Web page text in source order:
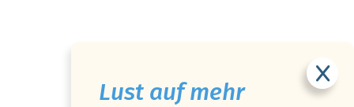
Lust auf mehr